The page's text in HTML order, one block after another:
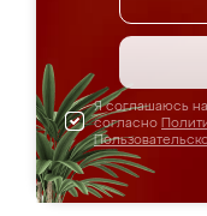
Я соглашаюсь
согласно